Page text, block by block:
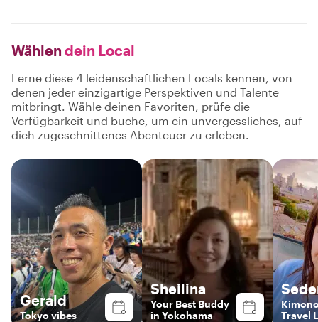
Wählen dein Local
Lerne diese 4 leidenschaftlichen Locals kennen, von
denen jeder einzigartige Perspektiven und Talente
mitbringt. Wähle deinen Favoriten, prüfe die
Verfügbarkeit und buche, um ein unvergessliches, auf
dich zugeschnittenes Abenteuer zu erleben.
Gerald
Tokyo vibes
Sheilina
Your Best Buddy
in Yokohama
Travel